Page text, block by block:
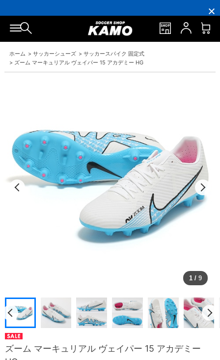
円
(税
込)
上
シ
ュ
円
(税
込)
上
送
料
イ
ン
ト
元
5％！
プ
員
の
方
は
誕
生
ン
ト！
円
(税
込)
上
シ
ュ
円
(税
込)
上
送
料
ホーム > サッカーシューズ > サッカースパイク 固定式
> ズーム マーキュリアル ヴェイパー 15 アカデミー HG
1 / 9
ズーム マーキュリアル ヴェイパー 15 アカデミー